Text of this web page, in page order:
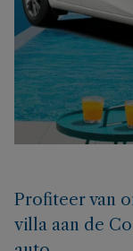
Profiteer van
villa aan de